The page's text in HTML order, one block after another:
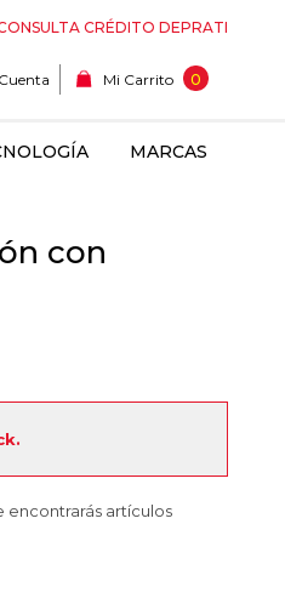
CRÉDITO DEPRATI
Mi Carrito 0
MARCAS
con
encontrarás artículos